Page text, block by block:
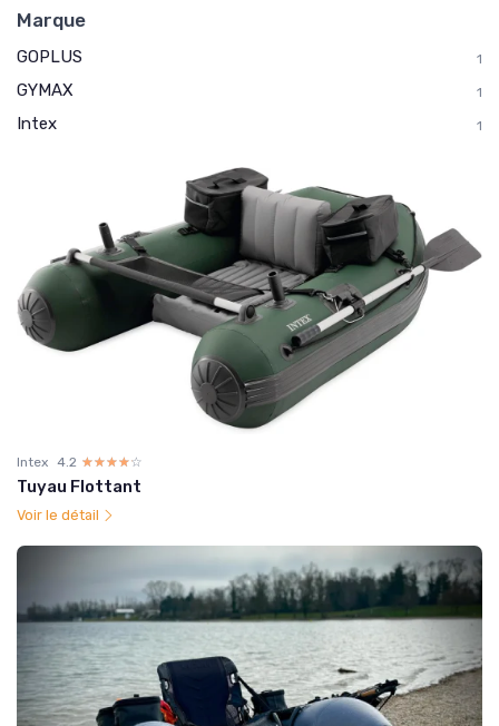
Marque
GOPLUS 1
GYMAX 1
Intex 1
Intex 4.2 ☆☆☆☆☆
★★★★★
Tuyau Flottant
Voir le détail